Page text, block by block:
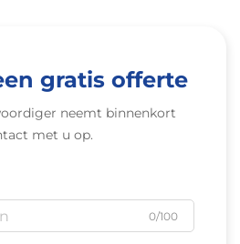
gratis offerte
neemt binnenkort
met u op.
0/100